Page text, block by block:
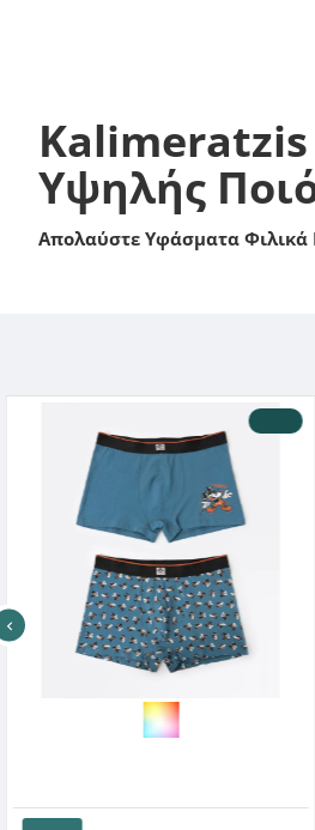
Kalimeratzis
Υψηλής
Απολαύστε Υφάσματα Φιλικά